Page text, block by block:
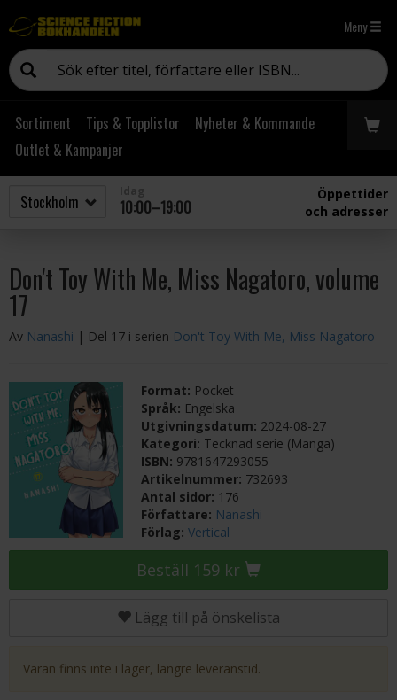
Meny
Sortiment Tips & Topplistor
Nyheter & Kommande
Outlet & Kampanjer
10:00–19:00
Öppettider
och adresser
Don't Toy With Me, Miss Nagatoro, volume
17
Av Nanashi | Del 17 i serien Don't Toy With Me, Miss Nagatoro
Format: Pocket
Språk: Engelska
Utgivningsdatum: 2024-08-27
Kategori: Tecknad serie (Manga)
ISBN: 9781647293055
Artikelnummer: 732693
Antal sidor: 176
Författare: Nanashi
Förlag:Vertical
Beställ 159 kr
Lägg till på önskelista
Varan finns inte i lager, längre leveranstid.